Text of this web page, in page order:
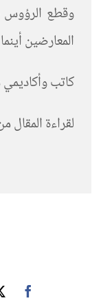
وقطع الرؤوس
المعارضين
كاتب وأكاديمي
لقراءة المقال